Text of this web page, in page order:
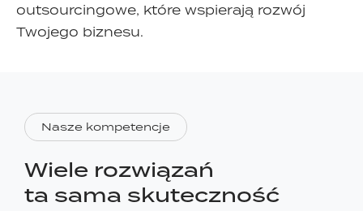
outsourcingowe, które wspierają rozwój
Twojego biznesu.
Nasze kompetencje
Wiele rozwiązań
ta sama skuteczność